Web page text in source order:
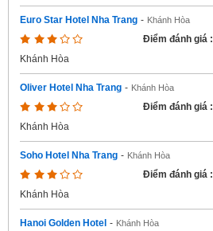
Euro Star Hotel Nha Trang - Khánh Hòa
Điểm đánh giá :
Khánh Hòa
Oliver Hotel Nha Trang - Khánh Hòa
Điểm đánh giá :
Khánh Hòa
Soho Hotel Nha Trang - Khánh Hòa
Điểm đánh giá :
Khánh Hòa
Hanoi Golden Hotel - Khánh Hòa